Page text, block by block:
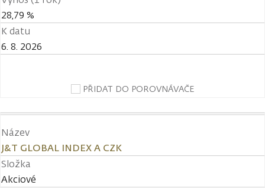
28,79 %
K datu
6. 8. 2026
PŘIDAT DO POROVNÁVAČE
Název
J&T GLOBAL INDEX A CZK
Složka
Akciové